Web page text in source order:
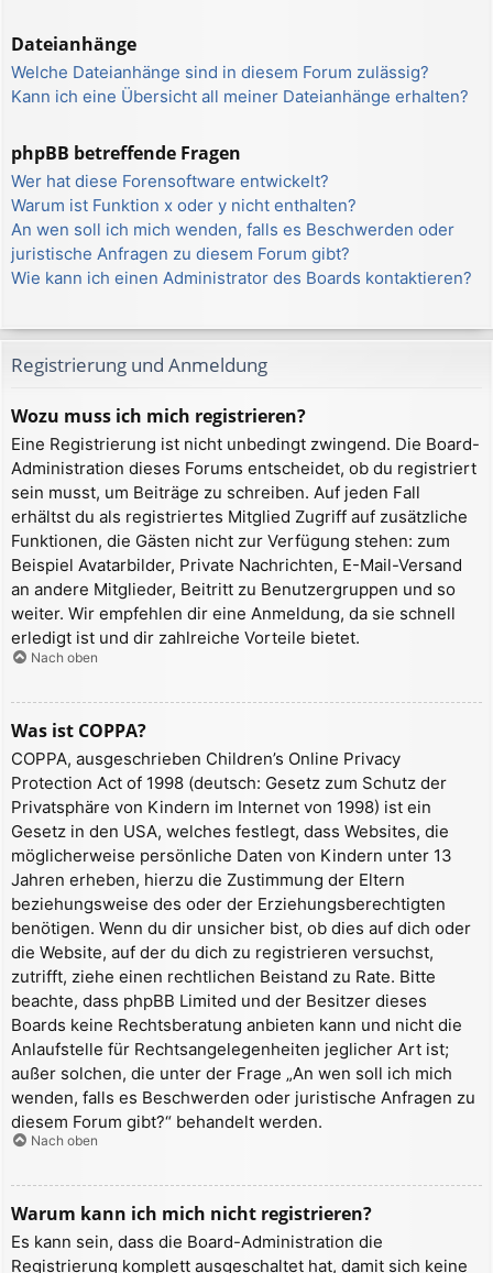
Dateianhänge
Welche Dateianhänge sind in diesem Forum zulässig?
Kann ich eine Übersicht all meiner Dateianhänge erhalten?
phpBB betreffende Fragen
Wer hat diese Forensoftware entwickelt?
Warum ist Funktion x oder y nicht enthalten?
An wen soll ich mich wenden, falls es Beschwerden oder
juristische Anfragen zu diesem Forum gibt?
Wie kann ich einen Administrator des Boards kontaktieren?
Registrierung und Anmeldung
Wozu muss ich mich registrieren?
Eine Registrierung ist nicht unbedingt zwingend. Die Board-
Administration dieses Forums entscheidet, ob du registriert
sein musst, um Beiträge zu schreiben. Auf jeden Fall
erhältst du als registriertes Mitglied Zugriff auf zusätzliche
Funktionen, die Gästen nicht zur Verfügung stehen: zum
Beispiel Avatarbilder, Private Nachrichten, E-Mail-Versand
an andere Mitglieder, Beitritt zu Benutzergruppen und so
weiter. Wir empfehlen dir eine Anmeldung, da sie schnell
erledigt ist und dir zahlreiche Vorteile bietet.
Nach oben
Was ist COPPA?
COPPA, ausgeschrieben Children’s Online Privacy
Protection Act of 1998 (deutsch: Gesetz zum Schutz der
Privatsphäre von Kindern im Internet von 1998) ist ein
Gesetz in den USA, welches festlegt, dass Websites, die
möglicherweise persönliche Daten von Kindern unter 13
Jahren erheben, hierzu die Zustimmung der Eltern
beziehungsweise des oder der Erziehungsberechtigten
benötigen. Wenn du dir unsicher bist, ob dies auf dich oder
die Website, auf der du dich zu registrieren versuchst,
zutrifft, ziehe einen rechtlichen Beistand zu Rate. Bitte
beachte, dass phpBB Limited und der Besitzer dieses
Boards keine Rechtsberatung anbieten kann und nicht die
Anlaufstelle für Rechtsangelegenheiten jeglicher Art ist;
außer solchen, die unter der Frage „An wen soll ich mich
wenden, falls es Beschwerden oder juristische Anfragen zu
diesem Forum gibt?“ behandelt werden.
Nach oben
Warum kann ich mich nicht registrieren?
Es kann sein, dass die Board-Administration die
Registrierung komplett ausgeschaltet hat, damit sich keine